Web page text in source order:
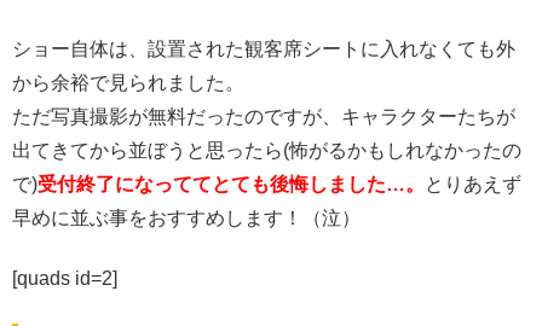
ショー自体は、設置された観客席シートに入れなくても外
から余裕で見られました。
ただ写真撮影が無料だったのですが、キャラクターたちが
出てきてから並ぼうと思ったら(怖がるかもしれなかったの
で)受付終了になっててとても後悔しました…。
とりあえず
早めに並ぶ事をおすすめします！（泣）
[quads id=2]